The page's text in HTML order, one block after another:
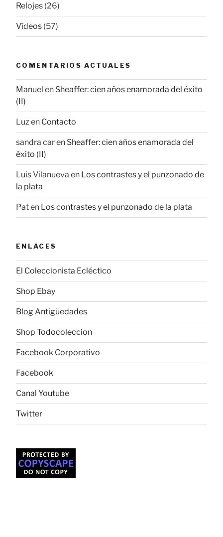
Relojes (26)
Vídeos (57)
COMENTARIOS ACTUALES
Manuel en Sheaffer: cien años enamorada del éxito
(II)
Luzen Contacto
sandra caren Sheaffer: cien años enamorada del
éxito (II)
Luis Vilanueva en Los contrastes y el punzonado de
la plata
Paten Los contrastes y el punzonado de la plata
ENLACES
El Coleccionista Ecléctico
Shop Ebay
Blog Antigüedades
Shop Todocoleccion
Facebook Corporativo
Facebook
Canal Youtube
Twitter